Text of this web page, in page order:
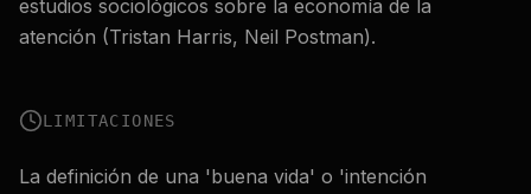
estudios sociológicos sobre la economía de la
atención (Tristan Harris, Neil Postman).
LIMITACIONES
La definición de una 'buena vida' o 'intención